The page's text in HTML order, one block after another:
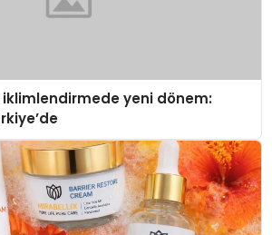
iklimlendirmede yeni dönem: